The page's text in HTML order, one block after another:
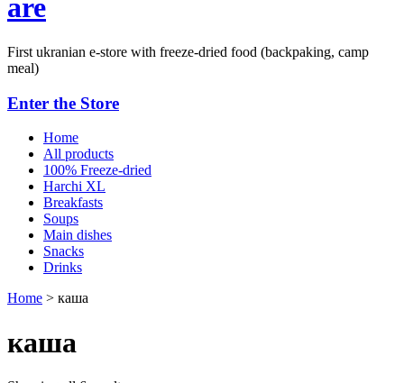
are
First ukranian e-store with freeze-dried food (backpaking, camp
meal)
Enter the Store
Home
All products
100% Freeze-dried
Harchi XL
Breakfasts
Soups
Main dishes
Snacks
Drinks
Home > каша
каша